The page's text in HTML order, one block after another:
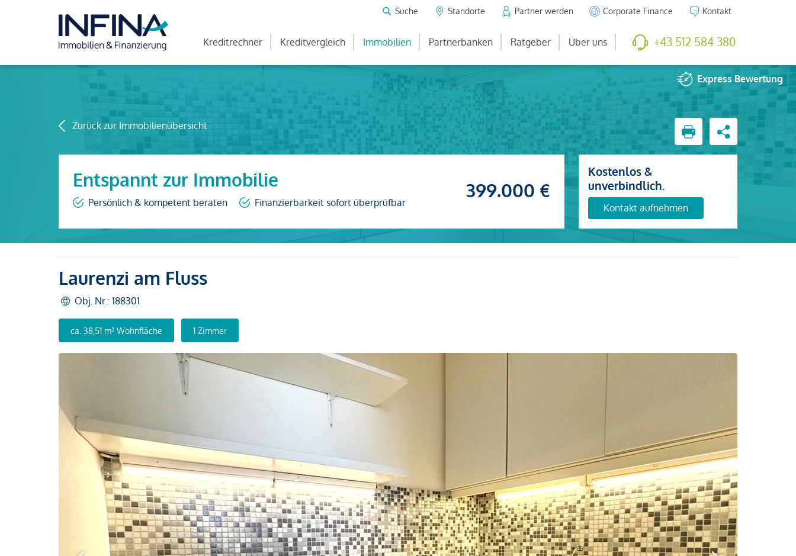
Suche Standorte Partner werden Corporate Finance Kontakt
Kreditrechner Kreditvergleich Immobilien Partnerbanken Ratgeber Über uns +43 512 584 380
Express Bewertung
Zurück zur Immobilienübersicht
Entspannt zur Immobilie
Persönlich & kompetent beraten Finanzierbarkeit sofort überprüfbar
399.000 €
Kostenlos &
unverbindlich.
Kontakt aufnehmen
Laurenzi am Fluss
Obj. Nr.: 188301
ca. 38,51 m² Wohnfläche 1 Zimmer